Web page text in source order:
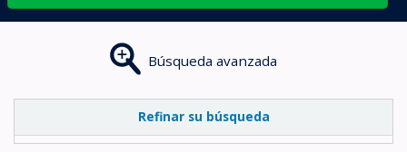
Búsqueda avanzada
Refinar su búsqueda